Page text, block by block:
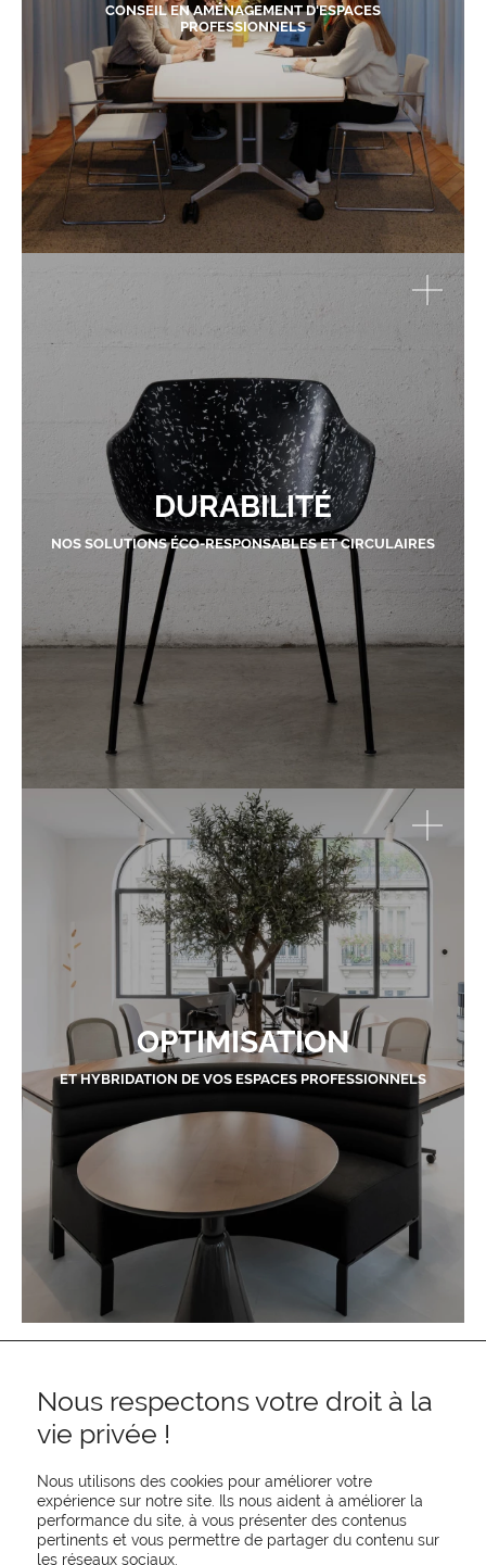
CONSEIL EN AMÉNAGEMENT D'ESPACES
PROFESSIONNELS
DURABILITÉ
NOS SOLUTIONS ÉCO-RESPONSABLES ET CIRCULAIRES
OPTIMISATION
ET HYBRIDATION DE VOS ESPACES PROFESSIONNELS
REJOIGNEZ-NOUS
Nous respectons votre droit à la
vie privée !
Nous utilisons des cookies pour améliorer votre
expérience sur notre site. Ils nous aident à améliorer la
performance du site, à vous présenter des contenus
pertinents et vous permettre de partager du contenu sur
les réseaux sociaux.